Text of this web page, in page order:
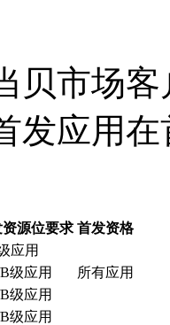
贝市场
发应用
源位要求 首发资格
应用
级应用
所有应用
级应用
级应用